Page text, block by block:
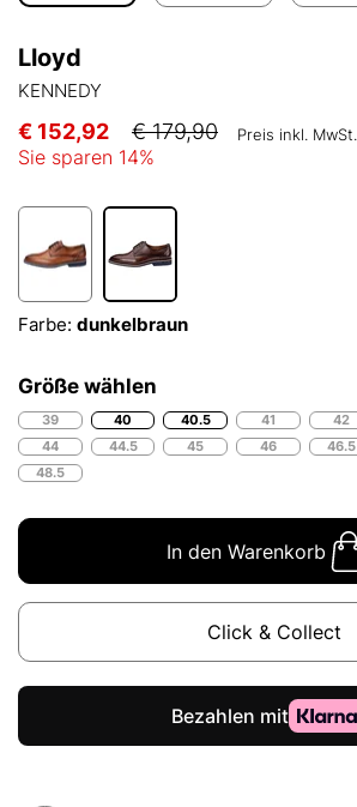
Lloyd
KENNEDY
€ 152,92 € 179,90 Preis inkl. MwSt.
Sie sparen 14%
Farbe: dunkelbraun
Größe wählen
39 40 40.5 41 42
44
44.5 45 46 46.5
48.5
In den Warenkorb
Click & Collect